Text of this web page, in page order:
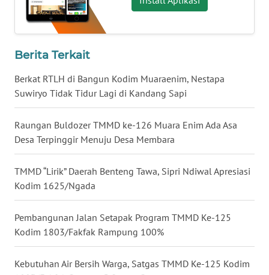
Berita Terkait
Berkat RTLH di Bangun Kodim Muaraenim, Nestapa
Suwiryo Tidak Tidur Lagi di Kandang Sapi
Raungan Buldozer TMMD ke-126 Muara Enim Ada Asa
Desa Terpinggir Menuju Desa Membara
TMMD “Lirik” Daerah Benteng Tawa, Sipri Ndiwal Apresiasi
Kodim 1625/Ngada
Pembangunan Jalan Setapak Program TMMD Ke-125
Kodim 1803/Fakfak Rampung 100%
Kebutuhan Air Bersih Warga, Satgas TMMD Ke-125 Kodim
BARAT
RIAU
WN
SERAMBI
WN
JAMBI
WN
SULTRA
WN
NTB
WN